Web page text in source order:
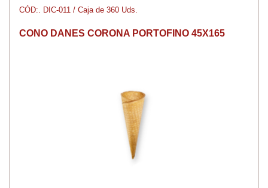
CÓD:. DIC-011 / Caja de 360 Uds.
CONO DANES CORONA PORTOFINO 45X165